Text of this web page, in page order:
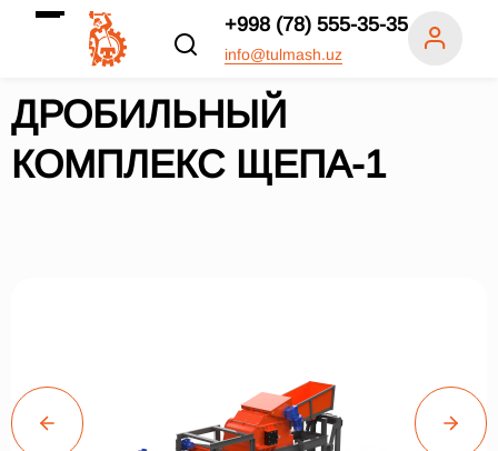
+998 (78) 555-35-35
info@tulmash.uz
ДРОБИЛЬНЫЙ
КОМПЛЕКС ЩЕПА-1